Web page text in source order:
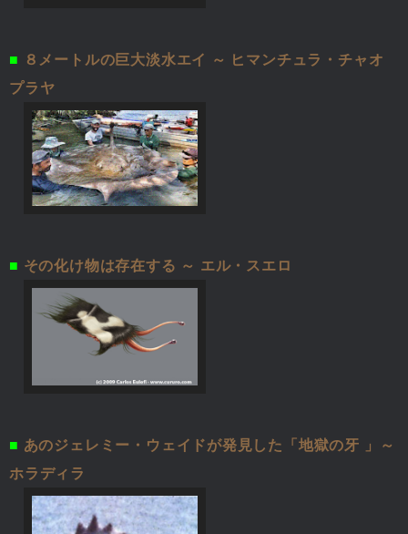
■
８メートルの巨大淡水エイ ～ ヒマンチュラ・チャオ
プラヤ
■ その化け物は存在する ～ エル・スエロ
■ あのジェレミー・ウェイドが発見した「地獄の牙 」～
ホラディラ